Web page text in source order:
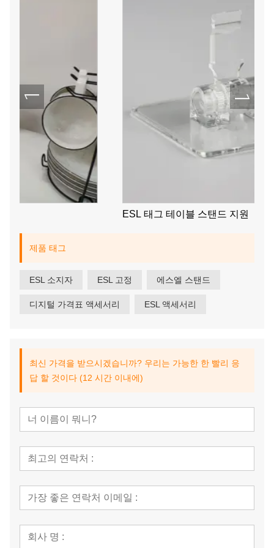
ESL 태그 테이블 스탠드 지원
제품 태그
ESL 소지자 ESL 고정 에스엘 스탠드
디지털 가격표 액세서리 ESL 액세서리
최신 가격을 받으시겠습니까? 우리는 가능한 한 빨리 응
답 할 것이다 (12 시간 이내에)